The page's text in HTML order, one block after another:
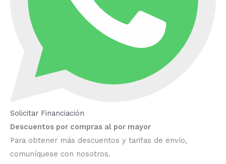
Solicitar Financiación
Descuentos por compras al por mayor
Para obtener más descuentos y tarifas de envío,
comuníquese con nosotros.